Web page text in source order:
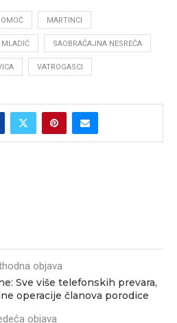
MARTINCI
SAOBRAĆAJNA NESREĆA
VATROGASCI
objava
Sve više telefonskih prevara,
operacije članova porodice
objava